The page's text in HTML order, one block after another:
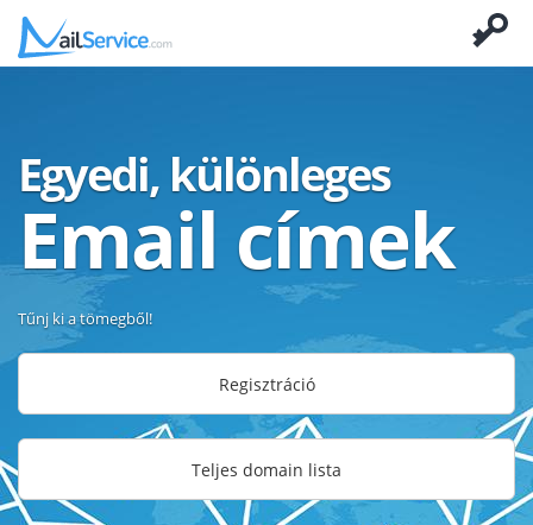
Egyedi, különleges
Email címek
Tűnj ki a tömegből!
Regisztráció
Teljes domain lista